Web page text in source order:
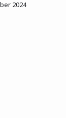
2024